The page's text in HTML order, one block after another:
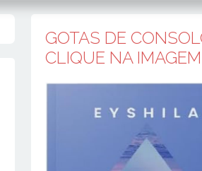
GOTAS DE
CLIQUE NA IMAGEM